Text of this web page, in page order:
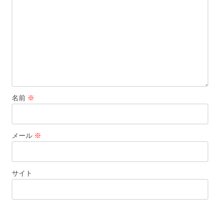
名前 ※
メール ※
サイト